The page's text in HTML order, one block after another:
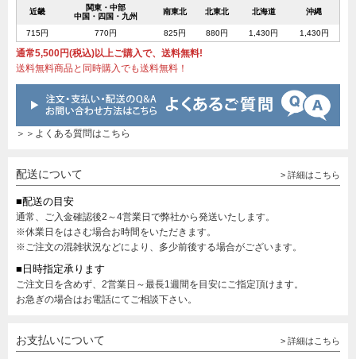
近畿
関東・中部
中国・四国・九州
南東北 北東北 北海道 沖縄
715円 770円 825円 880円 1,430円 1,430円
通常5,500円(税込)以上ご購入で、送料無料!
送料無料商品と同時購入でも送料無料！
＞＞よくある質問はこちら
配送について > 詳細はこちら
■配送の目安
通常、ご入金確認後2～4営業日で弊社から発送いたします。
※休業日をはさむ場合お時間をいただきます。
※ご注文の混雑状況などにより、多少前後する場合がございます。
■日時指定承ります
ご注文日を含めず、2営業日～最長1週間を目安にご指定頂けます。
お急ぎの場合はお電話にてご相談下さい。
お支払いについて > 詳細はこちら